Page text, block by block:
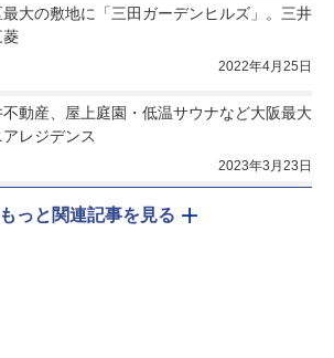
最大の敷地に「三田ガーデンヒルズ」。三井
菱
2022年4月25日
不動産、屋上庭園・低温サウナなど大阪最大
アレジデンス
2023年3月23日
もっと関連記事を見る